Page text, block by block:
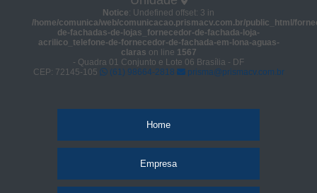
Notice: Undefined offset: 3 in
/home/comunica/web/comunicacao.prismacv.com.br/public_html/
de-fachadas-de-lojas_fornecedor-de-fachada-loja-
acrilico_telefone-de-fornecedor-de-fachada-em-lona-aguas-
claras on line 1567
- Quadra 01 Conjunto e Lote 06 Brasília - DF
CEP: 72145-105
(61) 98664-2818 prisma@prismacv.com.br
Home
Empresa